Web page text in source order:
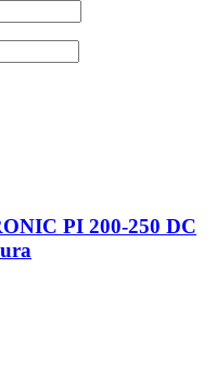
PI 200-250 DC